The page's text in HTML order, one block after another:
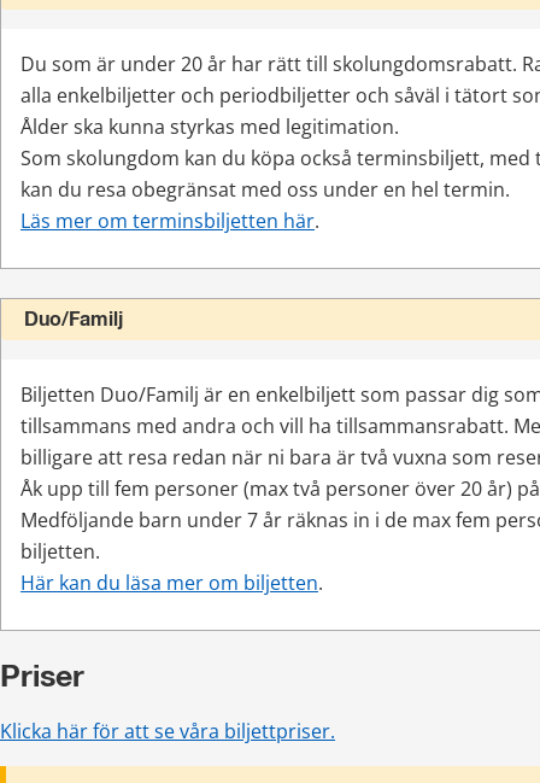
Du som är under 20 år har rätt till skolungdomsrabatt.
alla enkelbiljetter och periodbiljetter och såväl i tätort
Ålder ska kunna styrkas med legitimation.
Som skolungdom kan du köpa också terminsbiljett,
kan du resa obegränsat med oss under en hel termin.
Läs mer om terminsbiljetten här.
Duo/Familj
Biljetten Duo/Familj är en enkelbiljett som passar dig
tillsammans med andra och vill ha tillsammansrabatt.
billigare att resa redan när ni bara är två vuxna som
Åk upp till fem personer (max två personer över 20 år)
Medföljande barn under 7 år räknas in i de max fem
biljetten.
Här kan du läsa mer om biljetten.
Priser
Klicka här för att se våra biljettpriser.